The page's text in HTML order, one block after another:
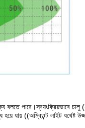
পারে।স্বয়ংক্রিয়ভাবে চালু
যায় ((অম্বিওন্ট লাইট যথেষ্ট